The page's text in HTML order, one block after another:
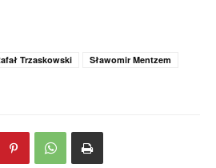
Trzaskowski
Sławomir Mentzem